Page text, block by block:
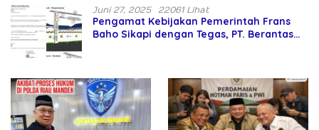
Juni 27, 2025 22061 Lihat
Pengamat Kebijakan Pemerintah Frans
Baho Sikapi dengan Tegas, PT. Berantas